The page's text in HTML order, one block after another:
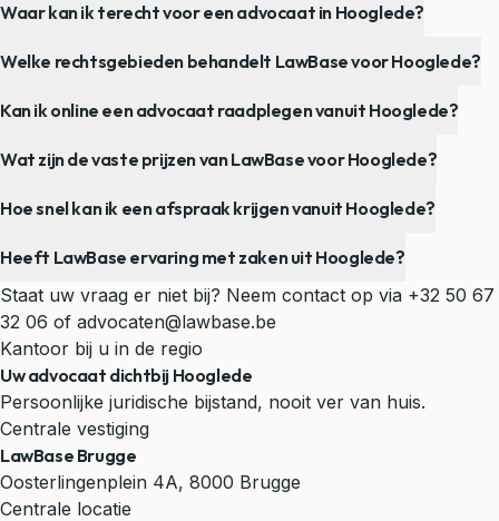
Waar kan ik terecht voor een advocaat in Hooglede?
Welke rechtsgebieden behandelt LawBase voor Hooglede?
Kan ik online een advocaat raadplegen vanuit Hooglede?
Wat zijn de vaste prijzen van LawBase voor Hooglede?
Hoe snel kan ik een afspraak krijgen vanuit Hooglede?
Heeft LawBase ervaring met zaken uit Hooglede?
Staat uw vraag er niet bij? Neem contact op via +32 50 67
32 06 of advocaten@lawbase.be
Kantoor bij u in de regio
Uw advocaat dichtbij Hooglede
Persoonlijke juridische bijstand, nooit ver van huis.
Centrale vestiging
LawBase Brugge
Oosterlingenplein 4A, 8000 Brugge
Centrale locatie